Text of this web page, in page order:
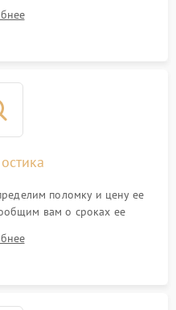
поломку и цену ее
вам о сроках ее